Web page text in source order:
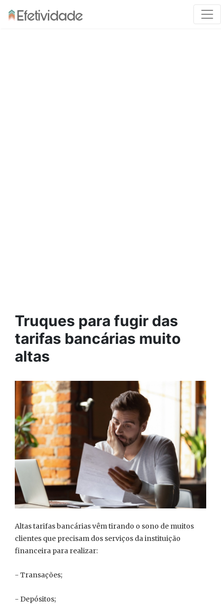
Truques para fugir das
tarifas bancárias muito
altas
Altas tarifas bancárias vêm tirando o sono de muitos
clientes que precisam dos serviços da instituição
financeira para realizar:
- Transações;
- Depósitos;